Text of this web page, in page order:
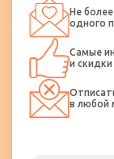
Не более
одного
Самые
и скидки
в любой